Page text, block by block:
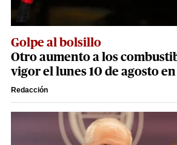
Golpe al bolsillo
Otro aumento a los
vigor el lunes 10 de agosto
Redacción